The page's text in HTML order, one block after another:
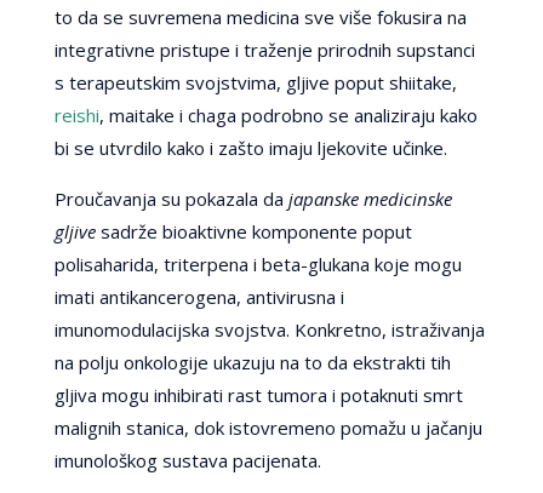
to da se suvremena medicina sve više fokusira na
integrativne pristupe i traženje prirodnih supstanci
s terapeutskim svojstvima, gljive poput shiitake,
reishi, maitake i chaga podrobno se analiziraju kako
bi se utvrdilo kako i zašto imaju ljekovite učinke.
Proučavanja su pokazala da japanske medicinske
gljivesadrže bioaktivne komponente poput
polisaharida, triterpena i beta-glukana koje mogu
imati antikancerogena, antivirusna i
imunomodulacijska svojstva. Konkretno, istraživanja
na polju onkologije ukazuju na to da ekstrakti tih
gljiva mogu inhibirati rast tumora i potaknuti smrt
malignih stanica, dok istovremeno pomažu u jačanju
imunološkog sustava pacijenata.